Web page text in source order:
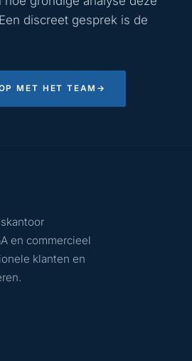
discreet gesprek is de
MET HET TEAM →
en commercieel
klanten en